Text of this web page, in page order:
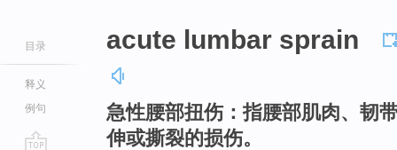
目录
释义
例句
acute lumbar sprain
急性腰部扭伤：指腰部肌肉、韧
伸或撕裂的损伤。